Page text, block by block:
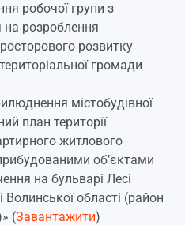
робочої групи з
розроблення
розвитку
громади
містобудівної
план території
житлового
об’єктами
на бульварі Лесі
Волинської області (район
(Завантажити)